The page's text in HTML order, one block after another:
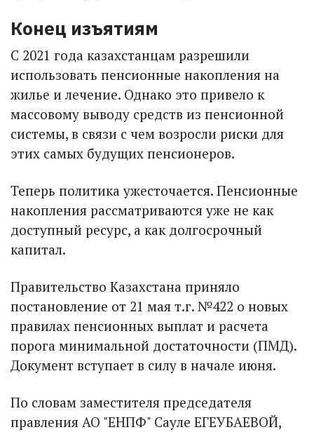
Конец изъятиям
С 2021 года казахстанцам разрешили
использовать пенсионные накопления на
жилье и лечение. Однако это привело к
массовому выводу средств из пенсионной
системы, в связи с чем возросли риски для
этих самых будущих пенсионеров.
Теперь политика ужесточается. Пенсионные
накопления рассматриваются уже не как
доступный ресурс, а как долгосрочный
капитал.
Правительство Казахстана приняло
постановление от 21 мая т.г. №422 о новых
правилах пенсионных выплат и расчета
порога минимальной достаточности (ПМД).
Документ вступает в силу в начале июня.
По словам заместителя председателя
правления АО "ЕНПФ" Сауле ЕГЕУБАЕВОЙ,